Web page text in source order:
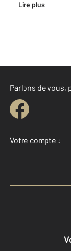
Lire plus
Parlons de vous,
Votre compte :